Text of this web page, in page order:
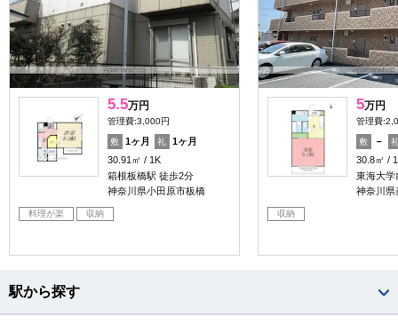
5.5万円
管理費:3,000円
敷 1ヶ月 礼
1ヶ月
30.91㎡
1K
箱根板橋駅 徒歩2分
神奈川県小田原市板橋
料理が楽 収納
5万円
管理費
敷 －
30.8㎡
東海大学
神奈川県
収納
駅から探す